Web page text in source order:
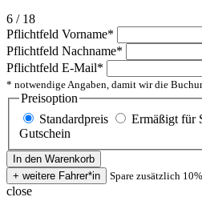
6 / 18
Pflichtfeld Vorname*
Pflichtfeld Nachname*
Pflichtfeld E-Mail*
* notwendige Angaben, damit wir die
Preisoption
Standardpreis
Ermäßigt für
Gutschein
Spare zusätzlich
close